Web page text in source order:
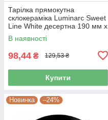
Тарілка прямокутна
склокераміка Luminarc Sweet
Line White десертна 190 мм х
210 мм (J0561)
В наявності
98,44 ₴ 129,53 ₴
Купити
Новинка –24%